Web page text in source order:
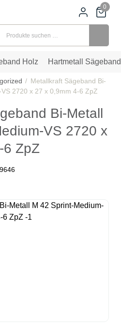
0
Holz Hartmetall Sägeband
Metallkraft Sägeband Bi-
2720 x 27 x 0,9mm 4-6 ZpZ
Bi-Metall
VS 2720 x
6 ZpZ